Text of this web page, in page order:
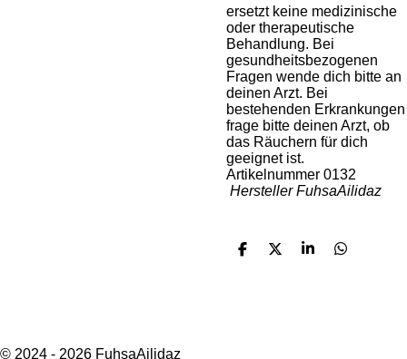
ersetzt keine medizinische
oder therapeutische
Behandlung. Bei
gesundheitsbezogenen
Fragen wende dich bitte an
deinen Arzt. Bei
bestehenden Erkrankungen
frage bitte deinen Arzt, ob
das Räuchern für dich
geeignet ist.
Artikelnummer 0132
Hersteller FuhsaAilidaz
T
T
T
T
a
© 2024 - 2026 FuhsaAilidaz